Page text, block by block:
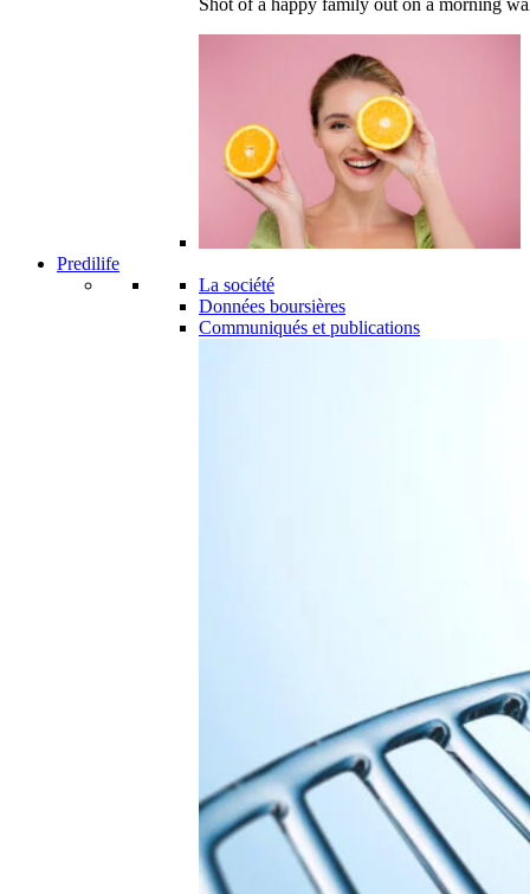
Shot of a happy family out on a morning
Predilife
La société
Données boursières
Communiqués et publications